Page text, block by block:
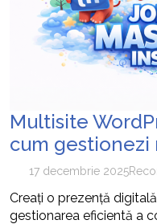
Multisite
cum
17 decembrie 2025
Creați o prezență
gestionarea eficientă a